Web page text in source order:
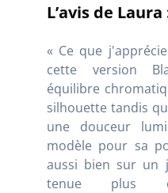
L’avis de Laura
« Ce que
cette version
équilibre
silhouette tandis
une douceur
modèle pour sa
aussi bien sur un
tenue plus